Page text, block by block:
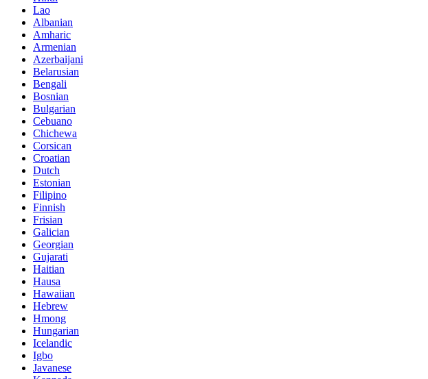
Lao
Albanian
Amharic
Armenian
Azerbaijani
Belarusian
Bengali
Bosnian
Bulgarian
Cebuano
Chichewa
Corsican
Croatian
Dutch
Estonian
Filipino
Finnish
Frisian
Galician
Georgian
Gujarati
Haitian
Hausa
Hawaiian
Hebrew
Hmong
Hungarian
Icelandic
Igbo
Javanese